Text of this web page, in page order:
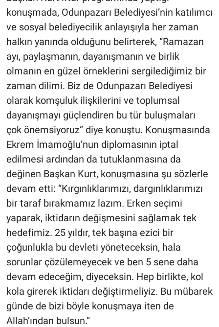
konuşmada, Odunpazarı Belediyesi’nin katılımcı
ve sosyal belediyecilik anlayışıyla her zaman
halkın yanında olduğunu belirterek, “Ramazan
ayı, paylaşmanın, dayanışmanın ve birlik
olmanın en güzel örneklerini sergilediğimiz bir
zaman dilimi. Biz de Odunpazarı Belediyesi
olarak komşuluk ilişkilerini ve toplumsal
dayanışmayı güçlendiren bu tür buluşmaları
çok önemsiyoruz” diye konuştu. Konuşmasında
Ekrem İmamoğlu’nun diplomasının iptal
edilmesi ardından da tutuklanmasına da
değinen Başkan Kurt, konuşmasına şu sözlerle
devam etti: “Kırgınlıklarımızı, dargınlıklarımızı
bir taraf bırakmamız lazım. Erken seçimi
yaparak, iktidarın değişmesini sağlamak tek
hedefimiz. 25 yıldır, tek başına ezici bir
çoğunlukla bu devleti yöneteceksin, hala
sorunlar çözülemeyecek ve ben 5 sene daha
devam edeceğim, diyeceksin. Hep birlikte, kol
kola girerek iktidarı değiştirmeliyiz. Bu mübarek
günde de bizi böyle konuşmaya iten de
Allah’ından bulsun.”